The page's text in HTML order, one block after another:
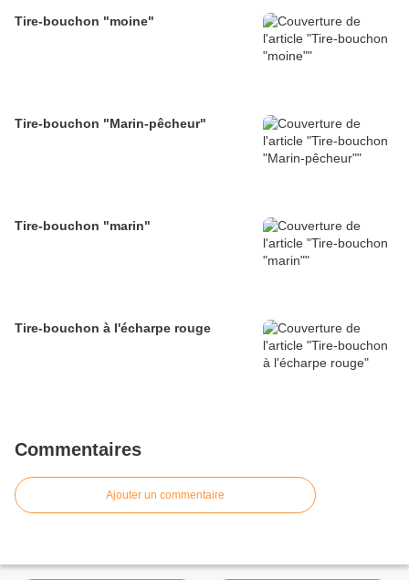
Tire-bouchon "moine"
Tire-bouchon "Marin-pêcheur"
Tire-bouchon "marin"
Tire-bouchon à l'écharpe rouge
Commentaires
Ajouter un commentaire